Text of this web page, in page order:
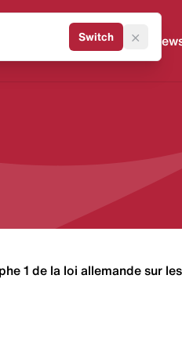
Sneaker
1 de la loi allemande sur
Switch ×